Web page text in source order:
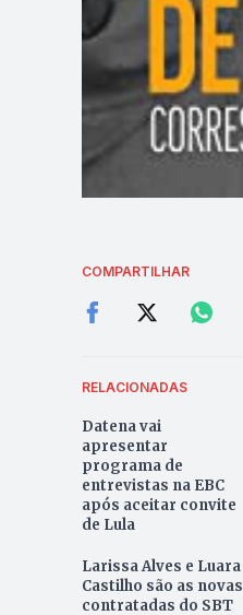
COMPARTILHAR
RELACIONADAS
Datena vai
apresentar
programa de
entrevistas na EBC
após aceitar convite
de Lula
Larissa Alves e Luara
Castilho são as novas
contratadas do SBT